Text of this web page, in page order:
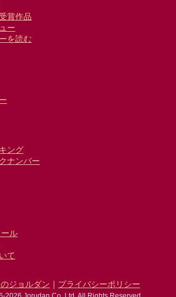
賞作品
ー
を読む
ング
ナンバー
ル
て
ジョルダン ｜ プライバシーポリシー